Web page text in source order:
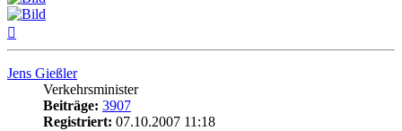
Jens Gießler
Verkehrsminister
Beiträge: 3907
Registriert: 07.10.2007 11:18